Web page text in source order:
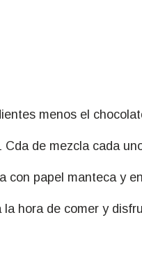
menos el
Cda de mezcla cada
con papel manteca y
hora de comer y